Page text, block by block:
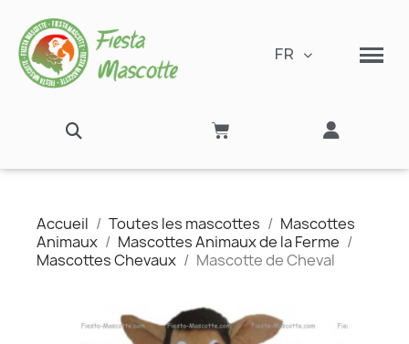
FR
Accueil Toutes les mascottes
Mascottes
Animaux
Mascottes Animaux de la Ferme
Mascottes Chevaux
Mascotte de Cheval